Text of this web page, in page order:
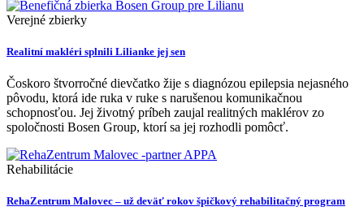
Verejné zbierky
Realitní makléri splnili Lilianke jej sen
Čoskoro štvorročné dievčatko žije s diagnózou epilepsia nejasného
pôvodu, ktorá ide ruka v ruke s narušenou komunikačnou
schopnosťou. Jej životný príbeh zaujal realitných maklérov zo
spoločnosti Bosen Group, ktorí sa jej rozhodli pomôcť.
Rehabilitácie
RehaZentrum Malovec – už deväť rokov špičkový rehabilitačný program